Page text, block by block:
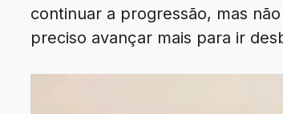
continuar a progressão, mas
preciso avançar mais para ir